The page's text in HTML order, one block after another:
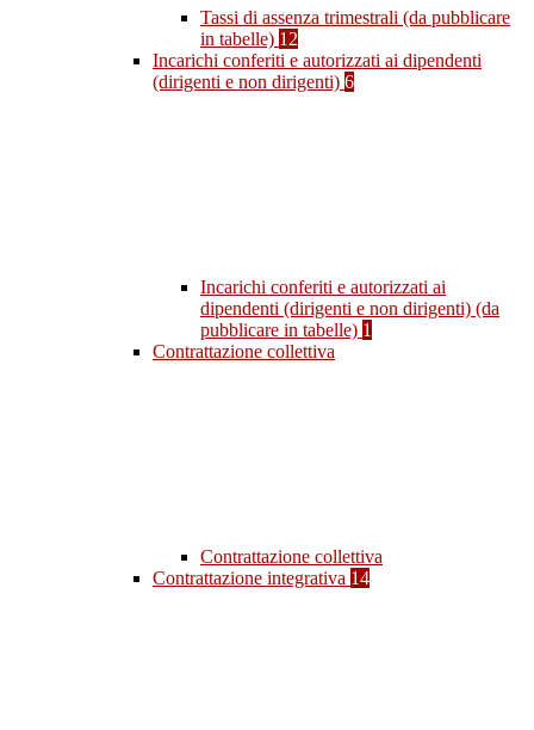
Tassi di assenza trimestrali (da pubblicare
in tabelle) 12
Incarichi conferiti e autorizzati ai dipendenti
(dirigenti e non dirigenti) 6
Incarichi conferiti e autorizzati ai
dipendenti (dirigenti e non dirigenti) (da
pubblicare in tabelle) 1
Contrattazione collettiva
Contrattazione collettiva
Contrattazione integrativa 14